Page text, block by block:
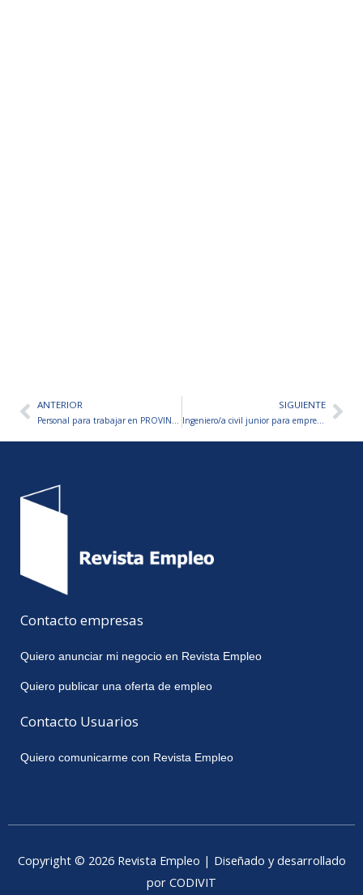
AntANTERIOR SIGUIENTE
Ingeniero/a civil junior para empresa constructora-San Juan
Contacto empresas
Quiero anunciar mi negocio en Revista Empleo
Quiero publicar una oferta de empleo
Contacto Usuarios
Quiero comunicarme con Revista Empleo
Copyright © 2026 Revista Empleo | Diseñado y desarrollado
por CODIVIT